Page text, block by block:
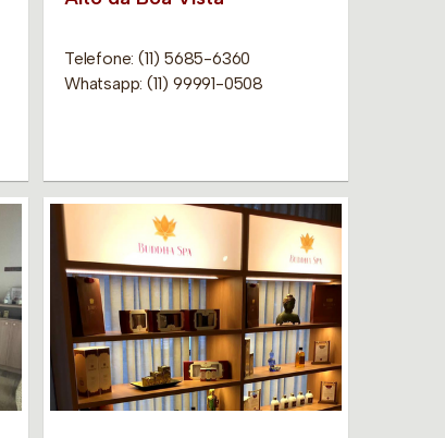
Telefone: (11) 5685-6360
Whatsapp: (11) 99991-0508